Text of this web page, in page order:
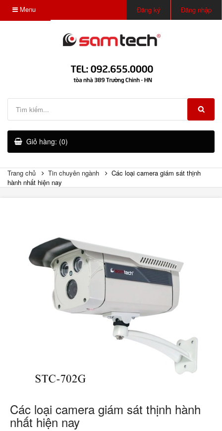
Menu Đăng ký Đăng nhập
Giỏ hàng: (0)
Trang chủ Tin chuyên ngành
Các loại camera giám sát thịnh
hành nhất hiện nay
Các loại camera giám sát thịnh hành
nhất hiện nay